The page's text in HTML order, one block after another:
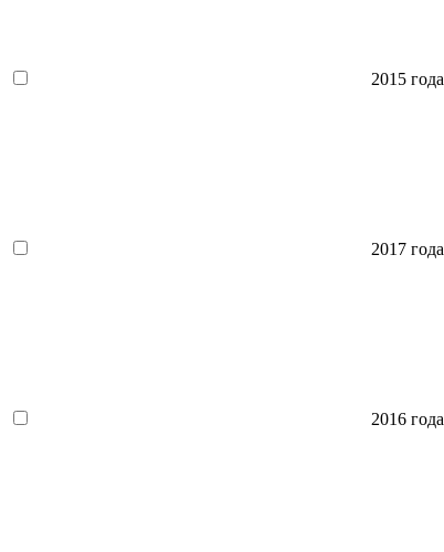
2015 года
2017 года
2016 года